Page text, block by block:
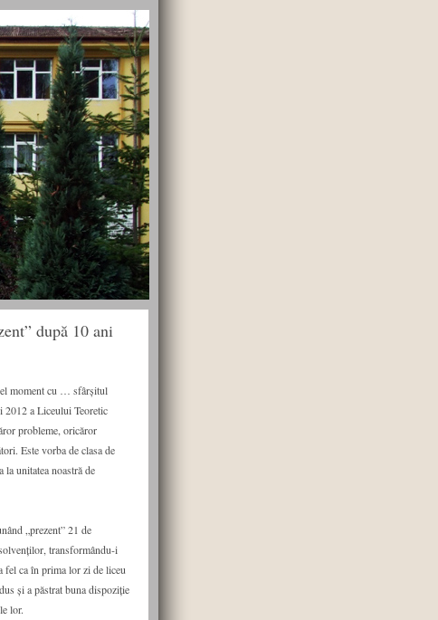
după 10 ani
moment cu … sfârșitul
a Liceului Teoretic
probleme, oricăror
Este vorba de clasa de
unitatea noastră de
„prezent” 21 de
transformându-i
ca în prima lor zi de liceu
și a păstrat buna dispoziție
lor.